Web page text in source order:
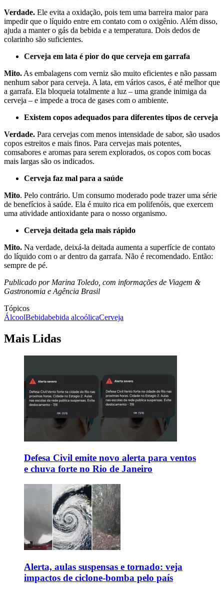
Verdade. Ele evita a oxidação, pois tem uma barreira maior para
impedir que o líquido entre em contato com o oxigênio. Além disso,
ajuda a manter o gás da bebida e a temperatura. Dois dedos de
colarinho são suficientes.
Cerveja em lata é pior do que cerveja em garrafa
Mito. As embalagens com verniz são muito eficientes e não passam
nenhum sabor para cerveja. A lata, em vários casos, é até melhor que
a garrafa. Ela bloqueia totalmente a luz – uma grande inimiga da
cerveja – e impede a troca de gases com o ambiente.
Existem copos adequados para diferentes tipos de cerveja
Verdade. Para cervejas com menos intensidade de sabor, são usados
copos estreitos e mais finos. Para cervejas mais potentes,
comsabores e aromas para serem explorados, os copos com bocas
mais largas são os indicados.
Cerveja faz mal para a saúde
Mito. Pelo contrário. Um consumo moderado pode trazer uma série
de benefícios à saúde. Ela é muito rica em polifenóis, que exercem
uma atividade antioxidante para o nosso organismo.
Cerveja deitada gela mais rápido
Mito. Na verdade, deixá-la deitada aumenta a superfície de contato
do líquido com o ar dentro da garrafa. Não é recomendado. Então:
sempre de pé.
Publicado por Marina Toledo, com informações de Viagem &
Gastronomia e Agência Brasil
Tópicos
ÁlcoolBebidabebida alcoólicaCerveja
Mais Lidas
Defesa Civil emite novo alerta para ventos
e chuva forte no Rio de Janeiro
Alerta, aulas suspensas e tornado: veja
impactos de ciclone-bomba pelo país